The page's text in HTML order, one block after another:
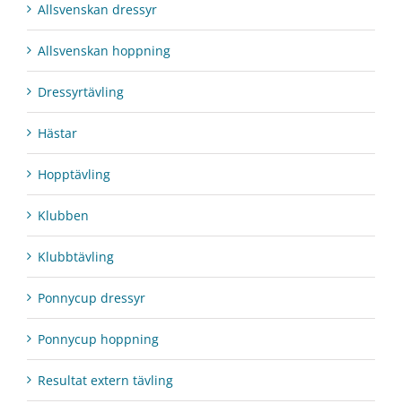
Allsvenskan dressyr
Allsvenskan hoppning
Dressyrtävling
Hästar
Hopptävling
Klubben
Klubbtävling
Ponnycup dressyr
Ponnycup hoppning
Resultat extern tävling